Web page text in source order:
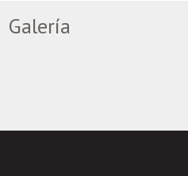
Galería